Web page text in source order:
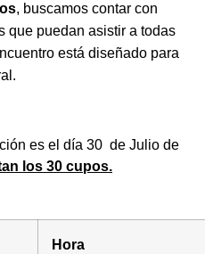
, buscamos contar con
que puedan asistir a todas
está diseñado para
es el día 30 de Julio de
los 30 cupos.
Hora